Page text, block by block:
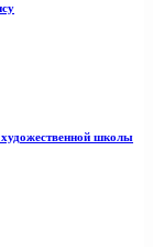
художественной школы